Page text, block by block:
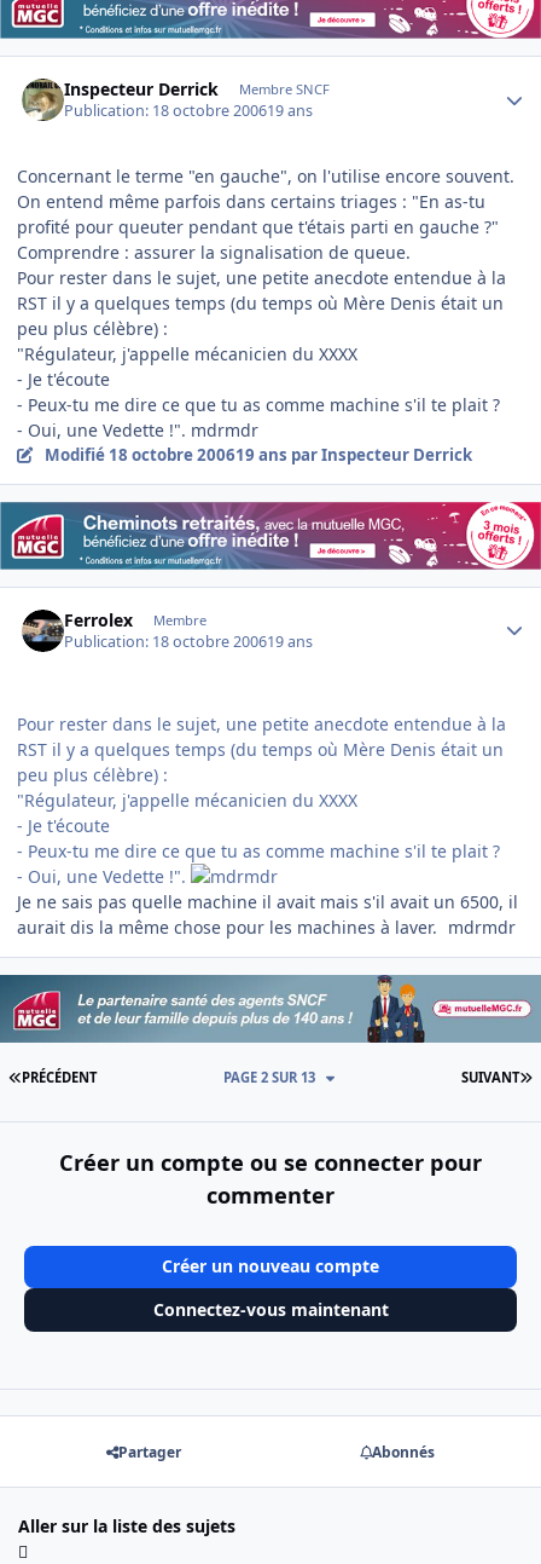
Inspecteur Derrick Membre SNCF
Publication: 18 octobre 200619 ans
Concernant le terme "en gauche", on l'utilise encore souvent.
On entend même parfois dans certains triages : "En as-tu
profité pour queuter pendant que t'étais parti en gauche ?"
Comprendre : assurer la signalisation de queue.
Pour rester dans le sujet, une petite anecdote entendue à la
RST il y a quelques temps (du temps où Mère Denis était un
peu plus célèbre) :
"Régulateur, j'appelle mécanicien du XXXX
- Je t'écoute
- Peux-tu me dire ce que tu as comme machine s'il te plait ?
- Oui, une Vedette !". mdrmdr
Modifié 18 octobre 200619 ans par Inspecteur Derrick
Ferrolex Membre
Publication: 18 octobre 200619 ans
Pour rester dans le sujet, une petite anecdote entendue à la
RST il y a quelques temps (du temps où Mère Denis était un
peu plus célèbre) :
"Régulateur, j'appelle mécanicien du XXXX
- Je t'écoute
- Peux-tu me dire ce que tu as comme machine s'il te plait ?
- Oui, une Vedette !".
Je ne sais pas quelle machine il avait mais s'il avait un 6500, il
aurait dis la même chose pour les machines à laver. mdrmdr
PREMIÈRE PAGE
PRÉCÉDENT SUIVANT
PAGE 2 SUR 13
Créer un compte ou se connecter pour
commenter
Créer un nouveau compte
Connectez-vous maintenant
Partager Abonnés
Aller sur la liste des sujets